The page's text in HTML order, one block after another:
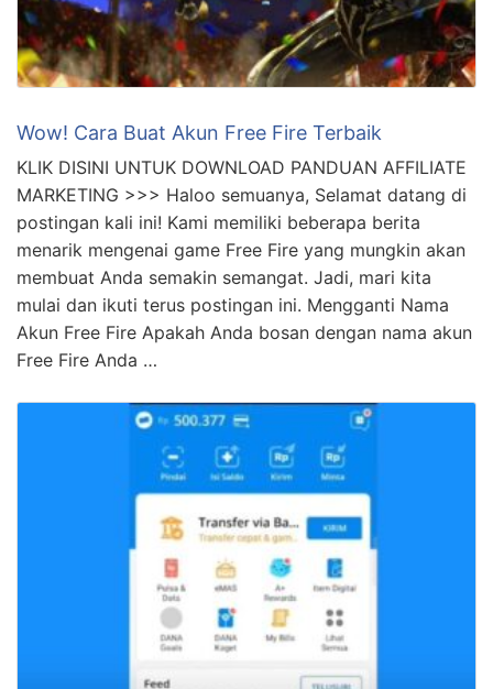
Wow! Cara Buat Akun Free Fire Terbaik
KLIK DISINI UNTUK DOWNLOAD PANDUAN AFFILIATE
MARKETING >>> Haloo semuanya, Selamat datang di
postingan kali ini! Kami memiliki beberapa berita
menarik mengenai game Free Fire yang mungkin akan
membuat Anda semakin semangat. Jadi, mari kita
mulai dan ikuti terus postingan ini. Mengganti Nama
Akun Free Fire Apakah Anda bosan dengan nama akun
Free Fire Anda …